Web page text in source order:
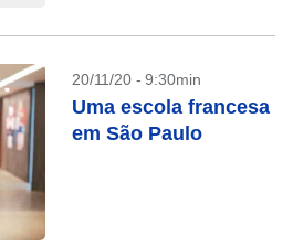
20/11/20 - 9:30min
Uma escola francesa
em São Paulo